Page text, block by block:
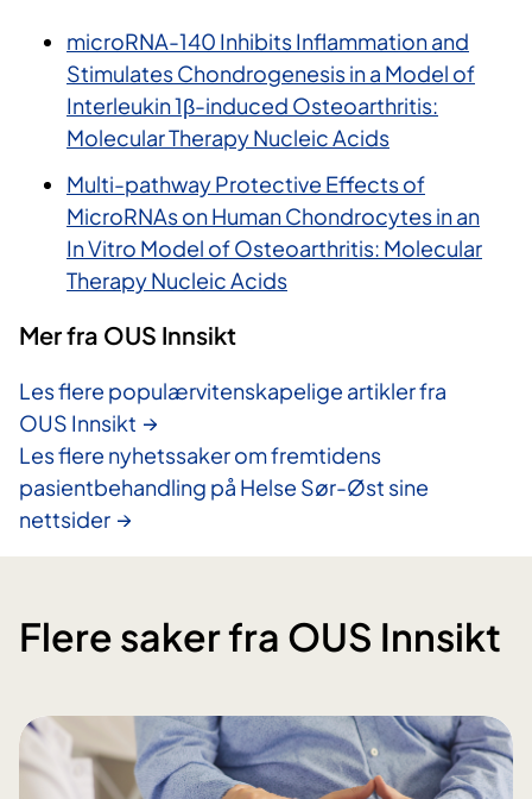
microRNA-140 Inhibits Inflammation and
Stimulates Chondrogenesis in a Model of
Interleukin 1β-induced Osteoarthritis:
Molecular Therapy Nucleic Acids
Multi-pathway Protective Effects of
MicroRNAs on Human Chondrocytes in an
In Vitro Model of Osteoarthritis: Molecular
Therapy Nucleic Acids
Mer fra OUS Innsikt
Les flere populærvitenskapelige artikler fra
OUS Innsikt
Les flere nyhetssaker om fremtidens
pasientbehandling på Helse Sør-Øst sine
nettsider
Flere saker fra OUS Innsikt